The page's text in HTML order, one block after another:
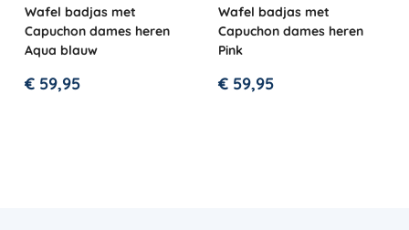
Wafel badjas met
Capuchon dames heren
Aqua blauw
€ 59,95
Wafel badjas met
Capuchon dames heren
Pink
€ 59,95